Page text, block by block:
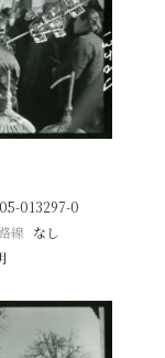
013297-0
路線 なし